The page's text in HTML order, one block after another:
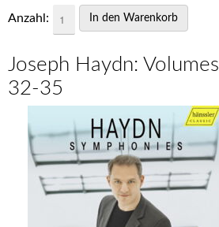
Anzahl:
Joseph Haydn: Volumes
32-35